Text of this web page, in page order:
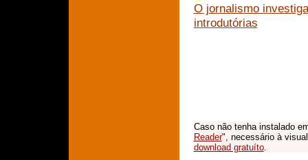
O jornalismo
introdutórias
Caso não tenha instalado
Reader", necessário à
download gratuíto.